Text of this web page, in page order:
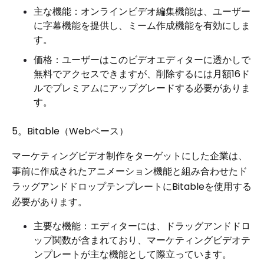
主な機能：オンラインビデオ編集機能は、ユーザー
に字幕機能を提供し、ミーム作成機能を有効にしま
す。
価格：ユーザーはこのビデオエディターに透かしで
無料でアクセスできますが、削除するには月額16ド
ルでプレミアムにアップグレードする必要がありま
す。
5。Bitable（Webベース）
マーケティングビデオ制作をターゲットにした企業は、
事前に作成されたアニメーション機能と組み合わせたド
ラッグアンドドロップテンプレートにBitableを使用する
必要があります。
主要な機能：エディターには、ドラッグアンドドロ
ップ関数が含まれており、マーケティングビデオテ
ンプレートが主な機能として際立っています。